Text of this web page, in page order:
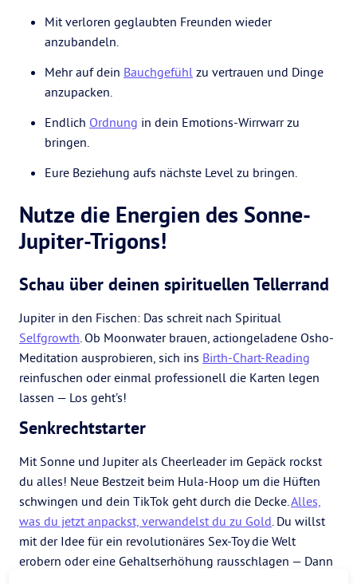
Mit verloren geglaubten Freunden wieder
anzubandeln.
Mehr auf dein Bauchgefühl zu vertrauen und Dinge
anzupacken.
Endlich Ordnung in dein Emotions-Wirrwarr zu
bringen.
Eure Beziehung aufs nächste Level zu bringen.
Nutze die Energien des Sonne-
Jupiter-Trigons!
Schau über deinen spirituellen Tellerrand
Jupiter in den Fischen: Das schreit nach Spiritual
Selfgrowth. Ob Moonwater brauen, actiongeladene Osho-
Meditation ausprobieren, sich ins Birth-Chart-Reading
reinfuschen oder einmal professionell die Karten legen
lassen — Los geht’s!
Senkrechtstarter
Mit Sonne und Jupiter als Cheerleader im Gepäck rockst
du alles! Neue Bestzeit beim Hula-Hoop um die Hüften
schwingen und dein TikTok geht durch die Decke.Alles,
was du jetzt anpackst, verwandelst du zu Gold. Du willst
mit der Idee für ein revolutionäres Sex-Toy die Welt
erobern oder eine Gehaltserhöhung rausschlagen — Dann